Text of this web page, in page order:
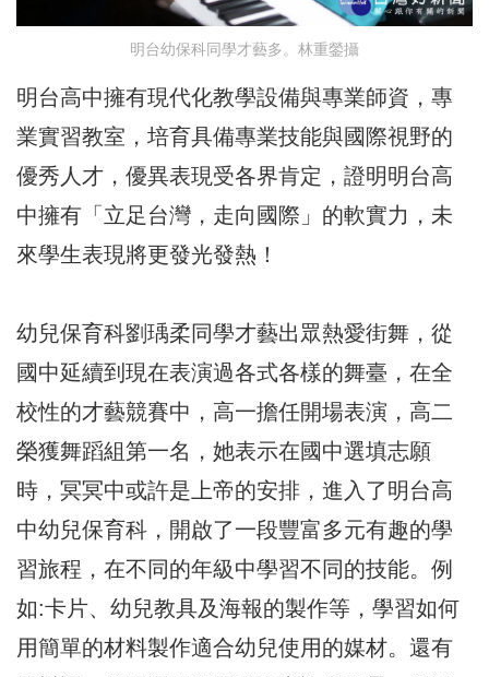
明台幼保科同學才藝多。林重鎣攝
明台高中擁有現代化教學設備與專業師資，專
業實習教室，培育具備專業技能與國際視野的
優秀人才，優異表現受各界肯定，證明明台高
中擁有「立足台灣，走向國際」的軟實力，未
來學生表現將更發光發熱！
幼兒保育科劉瑀柔同學才藝出眾熱愛街舞，從
國中延續到現在表演過各式各樣的舞臺，在全
校性的才藝競賽中，高一擔任開場表演，高二
榮獲舞蹈組第一名，她表示在國中選填志願
時，冥冥中或許是上帝的安排，進入了明台高
中幼兒保育科，開啟了一段豐富多元有趣的學
習旅程，在不同的年級中學習不同的技能。例
如:卡片、幼兒教具及海報的製作等，學習如何
用簡單的材料製作適合幼兒使用的媒材。還有